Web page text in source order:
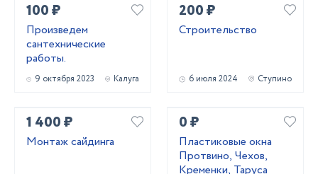
100 ₽
Произведем
сантехнические
работы.
9 октября 2023 Калуга
200 ₽
Строительство
6 июля 2024 Ступино
1 400 ₽
Монтаж сайдинга
0 ₽
Пластиковые окна
Протвино, Чехов,
Кременки, Таруса